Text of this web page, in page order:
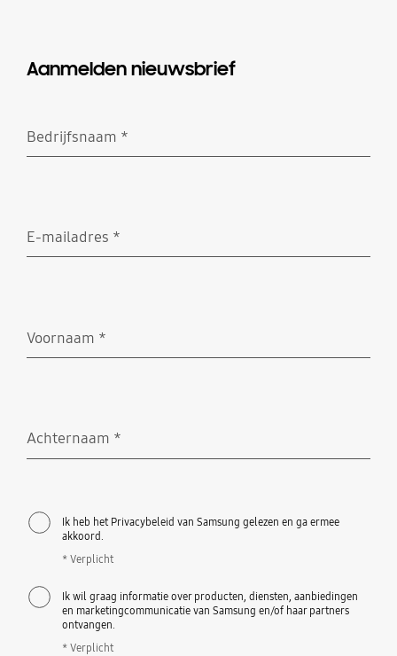
Aanmelden nieuwsbrief
Bedrijfsnaam *
E-mailadres *
Voornaam *
Achternaam *
Ik heb het Privacybeleid van Samsung gelezen en ga ermee
akkoord.
* Verplicht
Ik wil graag informatie over producten, diensten, aanbiedingen
en marketingcommunicatie van Samsung en/of haar partners
ontvangen.
* Verplicht